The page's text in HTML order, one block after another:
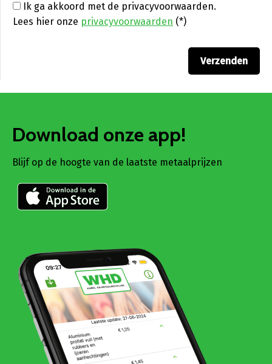
Ik ga akkoord met de privacyvoorwaarden.
Lees hier onze privacyvoorwaarden (*)
Download onze app!
Blijf op de hoogte van de laatste metaalprijzen